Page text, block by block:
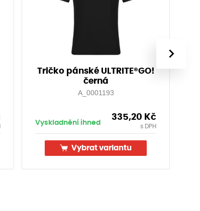
Tričko pánské ULTRITE®GO!
černá
A_0001193
Vyskladnění ihned
335,20 Kč
s DPH
Vybrat variantu
›